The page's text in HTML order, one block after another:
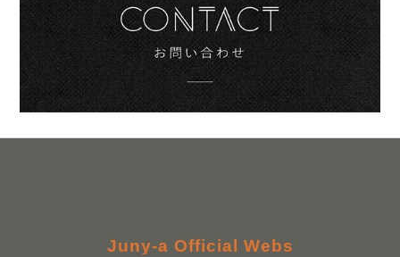
Juny-a Official Webs